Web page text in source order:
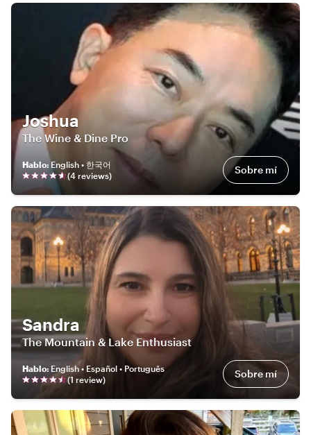
Joshua
The Wine & Dine Pro
Hablo:English • 한국어
(4 reviews) Sobre mí
Sandra
The Mountain & Lake Enthusiast
Hablo: English • Español • Português
(1 review) Sobre mí